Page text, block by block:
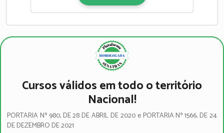
Cursos válidos em todo o território
Nacional!
PORTARIA Nº 980, DE 28 DE ABRIL DE 2020 e PORTARIA Nº 1566, DE 24
DE DEZEMBRO DE 2021